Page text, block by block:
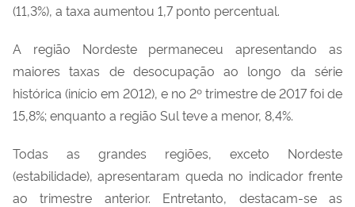
(11,3%), a taxa aumentou 1,7 ponto percentual.
A região Nordeste permaneceu apresentando as
maiores taxas de desocupação ao longo da série
histórica (início em 2012), e no 2º trimestre de 2017 foi de
15,8%; enquanto a região Sul teve a menor, 8,4%.
Todas as grandes regiões, exceto Nordeste
(estabilidade), apresentaram queda no indicador frente
ao trimestre anterior. Entretanto, destacam-se as